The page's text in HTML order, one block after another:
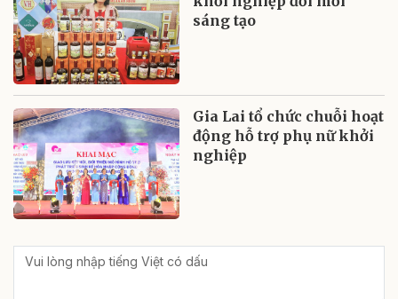
sáng tạo
Gia Lai tổ chức chuỗi hoạt
động hỗ trợ phụ nữ khởi
nghiệp